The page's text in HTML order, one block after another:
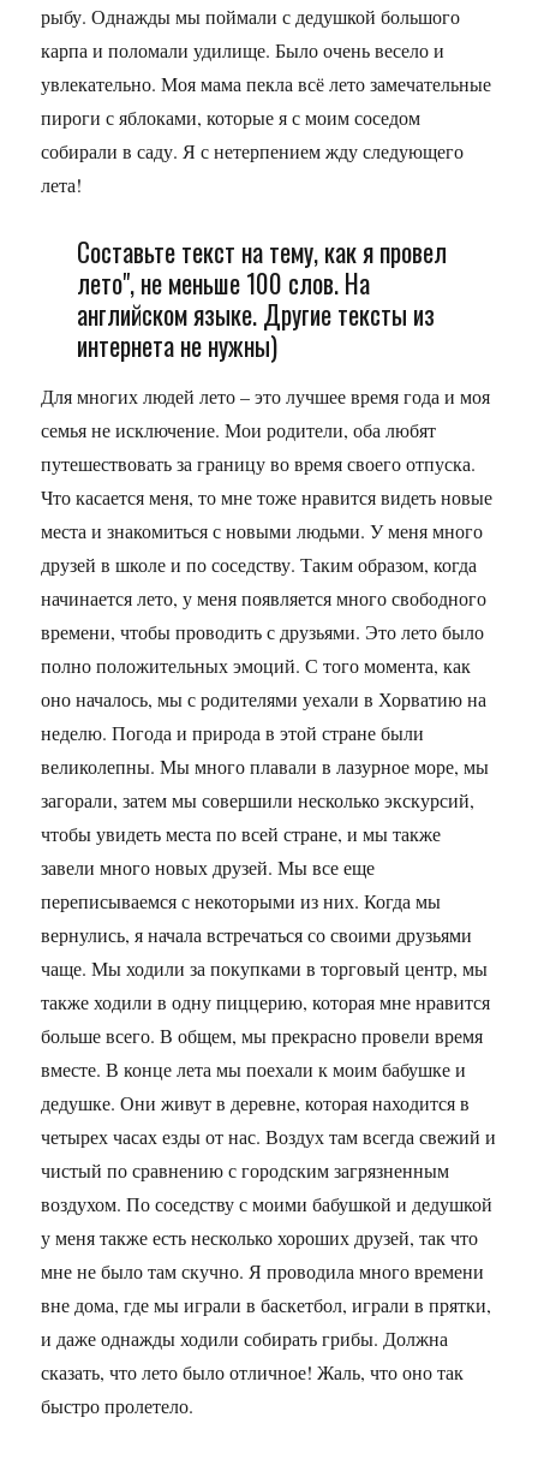
рыбу. Однажды мы поймали с дедушкой большого
карпа и поломали удилище. Было очень весело и
увлекательно. Моя мама пекла всё лето замечательные
пироги с яблоками, которые я с моим соседом
собирали в саду. Я с нетерпением жду следующего
лета!
Составьте текст на тему, как я провел
лето", не меньше 100 слов. На
английском языке. Другие тексты из
интернета не нужны)
Для многих людей лето – это лучшее время года и моя
семья не исключение. Мои родители, оба любят
путешествовать за границу во время своего отпуска.
Что касается меня, то мне тоже нравится видеть новые
места и знакомиться с новыми людьми. У меня много
друзей в школе и по соседству. Таким образом, когда
начинается лето, у меня появляется много свободного
времени, чтобы проводить с друзьями. Это лето было
полно положительных эмоций. С того момента, как
оно началось, мы с родителями уехали в Хорватию на
неделю. Погода и природа в этой стране были
великолепны. Мы много плавали в лазурное море, мы
загорали, затем мы совершили несколько экскурсий,
чтобы увидеть места по всей стране, и мы также
завели много новых друзей. Мы все еще
переписываемся с некоторыми из них. Когда мы
вернулись, я начала встречаться со своими друзьями
чаще. Мы ходили за покупками в торговый центр, мы
также ходили в одну пиццерию, которая мне нравится
больше всего. В общем, мы прекрасно провели время
вместе. В конце лета мы поехали к моим бабушке и
дедушке. Они живут в деревне, которая находится в
четырех часах езды от нас. Воздух там всегда свежий и
чистый по сравнению с городским загрязненным
воздухом. По соседству с моими бабушкой и дедушкой
у меня также есть несколько хороших друзей, так что
мне не было там скучно. Я проводила много времени
вне дома, где мы играли в баскетбол, играли в прятки,
и даже однажды ходили собирать грибы. Должна
сказать, что лето было отличное! Жаль, что оно так
быстро пролетело.